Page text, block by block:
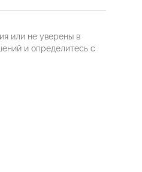
или не уверены в
и определитесь с